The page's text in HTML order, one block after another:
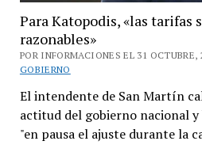
Para Katopodis, «las tarifas
razonables»
POR INFORMACIONES EL 31
GOBIERNO
El intendente de San Martín
actitud del gobierno nacional
"en pausa el ajuste durante la